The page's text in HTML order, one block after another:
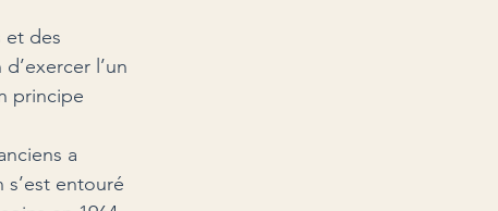
et des
l’un
principe
a
entouré